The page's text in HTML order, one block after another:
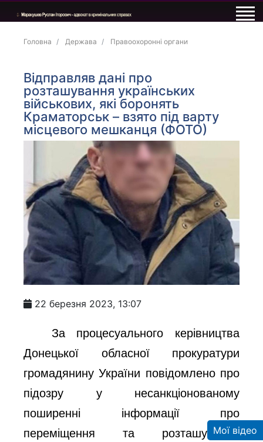
Головна Держава Правоохоронні органи
Відправляв дані про
розташування українських
військових, які боронять
Краматорськ – взято під варту
місцевого мешканця (ФОТО)
22 березня 2023, 13:07
За процесуального керівництва
Донецької обласної прокуратури
громадянину України повідомлено про
підозру у несанкціонованому
поширенні інформації про
переміщення та розташування
Мої відео